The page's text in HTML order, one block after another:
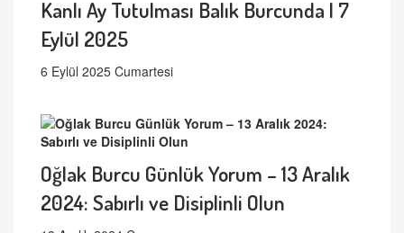
Kanlı Ay Tutulması Balık Burcunda | 7
Eylül 2025
6 Eylül 2025 Cumartesi
Oğlak Burcu Günlük Yorum – 13 Aralık
2024: Sabırlı ve Disiplinli Olun